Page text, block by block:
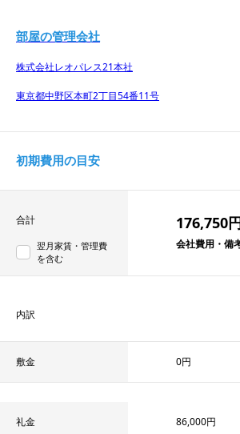
部屋の管理会社
株式会社レオパレス21本社
東京都中野区本町2丁目54番11号
初期費用の目安
合計
翌月家賃・管理費
を含む
176,750
会社費用・備
内訳
敷金 0円
礼金 86,000円